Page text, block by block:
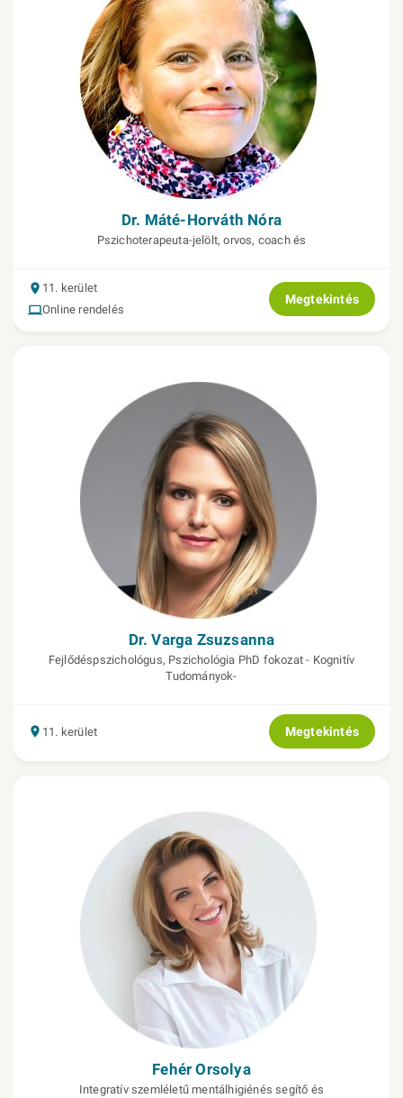
Dr. Máté-Horváth Nóra
Pszichoterapeuta-jelölt, orvos, coach és
11. kerület
Online rendelés
Megtekintés
Dr. Varga Zsuzsanna
Fejlődéspszichológus, Pszichológia PhD fokozat - Kognitív
Tudományok-
11. kerület Megtekintés
Fehér Orsolya
Integratív szemléletű mentálhigiénés segítő és